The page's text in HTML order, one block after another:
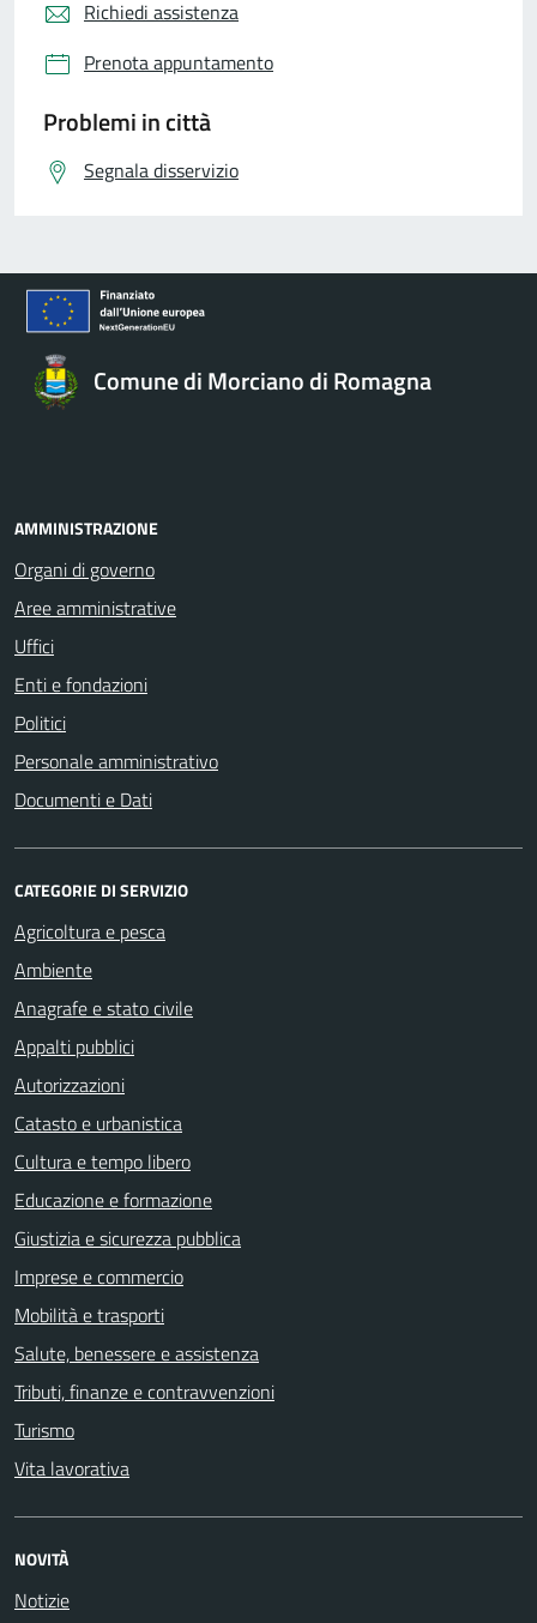
Richiedi assistenza
Prenota appuntamento
Problemi in città
Segnala disservizio
Comune di Morciano di Romagna
AMMINISTRAZIONE
Organi di governo
Aree amministrative
Uffici
Enti e fondazioni
Politici
Personale amministrativo
Documenti e Dati
CATEGORIE DI SERVIZIO
Agricoltura e pesca
Ambiente
Anagrafe e stato civile
Appalti pubblici
Autorizzazioni
Catasto e urbanistica
Cultura e tempo libero
Educazione e formazione
Giustizia e sicurezza pubblica
Imprese e commercio
Mobilità e trasporti
Salute, benessere e assistenza
Tributi, finanze e contravvenzioni
Turismo
Vita lavorativa
NOVITÀ
Notizie